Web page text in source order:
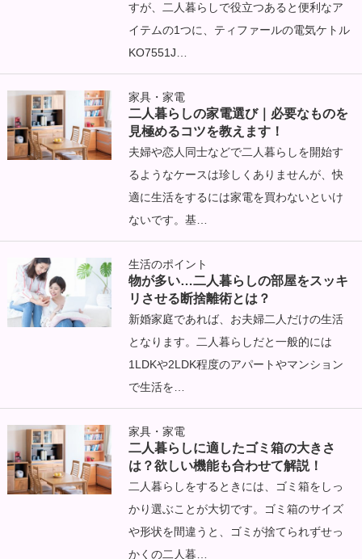
すが、二人暮らしで役立つあると便利なア
イテムの1つに、ティファールの電気ケトル
KO7551J…
家具・家電
二人暮らしの家電選び｜必要なものを
見極めるコツを教えます！
夫婦や恋人同士などで二人暮らしを開始す
るようなケースは珍しくありませんが、快
適に生活をするには家電を買わないといけ
ないです。基…
生活のポイント
物が多い…二人暮らしの部屋をスッキ
リさせる断捨離術とは？
新婚家庭であれば、お夫婦二人だけの生活
となります。二人暮らしだと一般的には
1LDKや2LDK程度のアパートやマンション
で生活を…
家具・家電
二人暮らしに適したゴミ箱の大きさ
は？欲しい機能も合わせて解説！
二人暮らしをするときには、ゴミ箱をしっ
かり選ぶことが大切です。ゴミ箱のサイズ
や形状を間違うと、ゴミが捨てられずせっ
かくの二人暮…